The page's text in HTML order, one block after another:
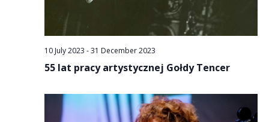
10 July 2023 -31 December 2023
55 lat pracy artystycznej Gołdy Tencer